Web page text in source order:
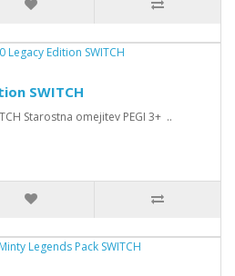
SWITCH
Starostna omejitev PEGI 3+ ..